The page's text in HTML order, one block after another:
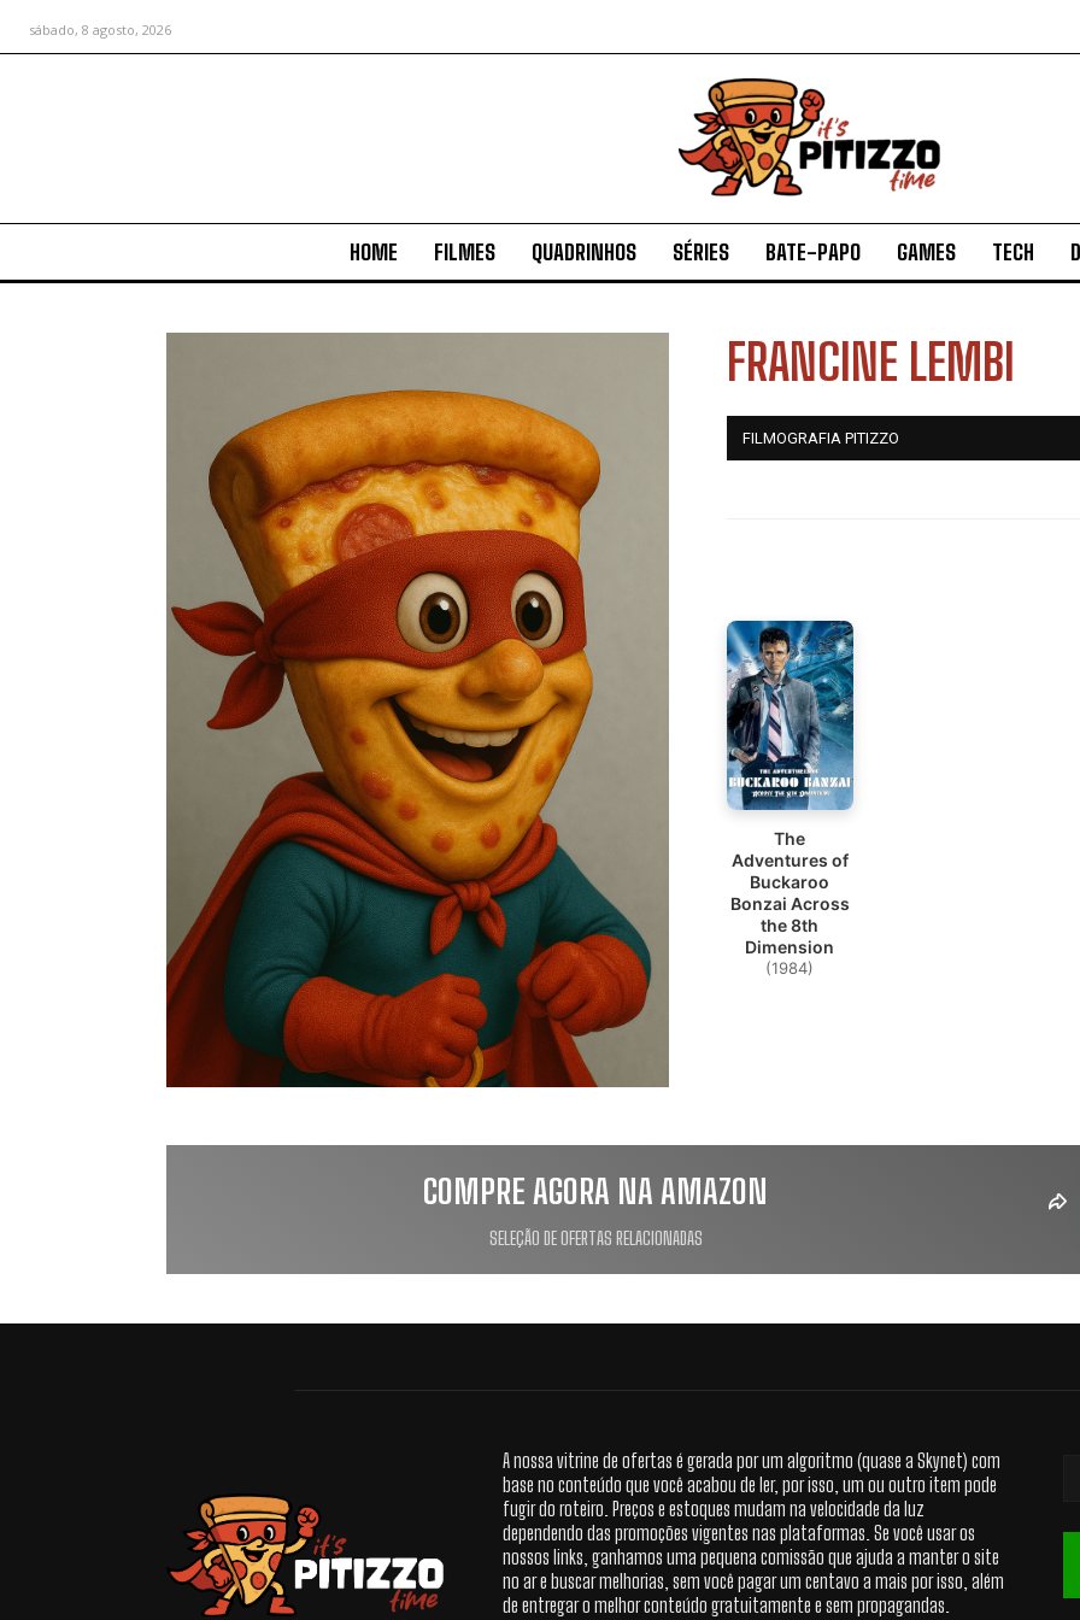
sábado, 8 agosto, 2026
HOME FILMES QUADRINHOS SÉRIES BATE-PAPO GAMES TECH
FRANCINE LEMBI
FILMOGRAFIA PITIZZO
The
Adventures of
Buckaroo
Bonzai Across
the 8th
Dimension
(1984)
COMPRE AGORA NA AMAZON
SELEÇÃO DE OFERTAS RELACIONADAS
A nossa vitrine de ofertas é gerada por um algoritmo (quase a Skynet) com
base no conteúdo que você acabou de ler, por isso, um ou outro item pode
fugir do roteiro. Preços e estoques mudam na velocidade da luz
dependendo das promoções vigentes nas plataformas. Se você usar os
nossos links, ganhamos uma pequena comissão que ajuda a manter o site
no ar e buscar melhorias, sem você pagar um centavo a mais por isso, além
de entregar o melhor conteúdo gratuitamente e sem propagandas.